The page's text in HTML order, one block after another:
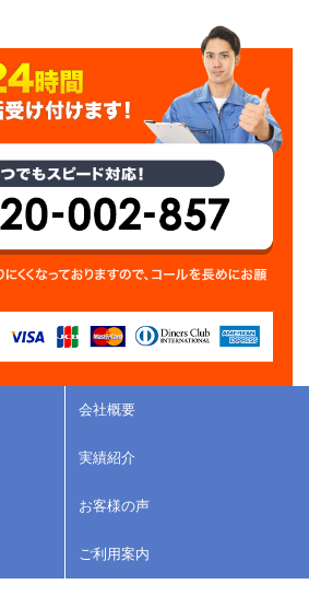
会社概要
実績紹介
お客様の声
ご利用案内